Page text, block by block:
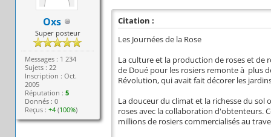
Oxs
Super posteur
Messages : 1 234
Sujets : 22
Inscription : Oct.
2005
Réputation :5
Donnés : 0
Reçus :+4 (100%)
Citation :
Les Journées de la Rose
La culture et la production de roses et de
de Doué pour les rosiers remonte à plus
Révolution, qui avait fait décorer les
La douceur du climat et la richesse du
roses avec la collaboration d'obtenteurs.
millions de rosiers commercialisés au